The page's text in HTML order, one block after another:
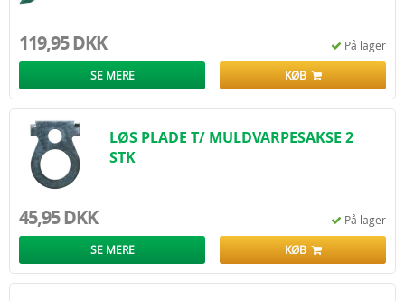
119,95 DKK På lager
SE MERE KØB
LØS PLADE T/ MULDVARPESAKSE 2
STK
45,95 DKK På lager
SE MERE KØB